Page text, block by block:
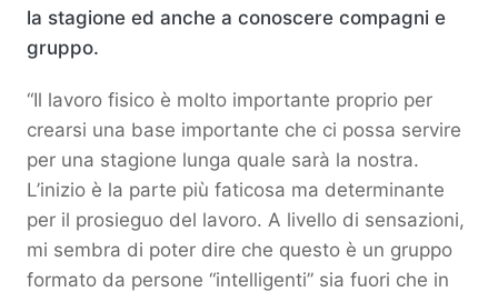
la stagione ed anche a conoscere compagni e
gruppo.
“Il lavoro fisico è molto importante proprio per
crearsi una base importante che ci possa servire
per una stagione lunga quale sarà la nostra.
L’inizio è la parte più faticosa ma determinante
per il prosieguo del lavoro. A livello di sensazioni,
mi sembra di poter dire che questo è un gruppo
formato da persone “intelligenti” sia fuori che in